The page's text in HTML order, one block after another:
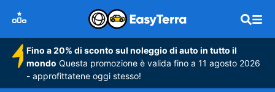
Fino a 20% di sconto sul noleggio di auto in tutto il
mondo Questa promozione è valida fino a 11 agosto 2026
- approfittatene oggi stesso!